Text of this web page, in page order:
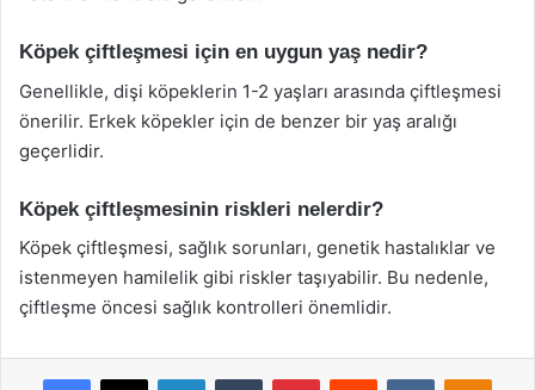
Köpek çiftleşmesi için en uygun yaş nedir?
Genellikle, dişi köpeklerin 1-2 yaşları arasında çiftleşmesi
önerilir. Erkek köpekler için de benzer bir yaş aralığı
geçerlidir.
Köpek çiftleşmesinin riskleri nelerdir?
Köpek çiftleşmesi, sağlık sorunları, genetik hastalıklar ve
istenmeyen hamilelik gibi riskler taşıyabilir. Bu nedenle,
çiftleşme öncesi sağlık kontrolleri önemlidir.
Facebook
X LinkedInTumblr PinterestReddit VKontakte